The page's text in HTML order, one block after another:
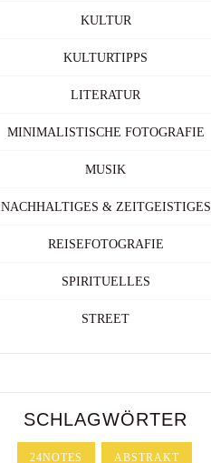
KULTUR
KULTURTIPPS
LITERATUR
MINIMALISTISCHE FOTOGRAFIE
MUSIK
NACHHALTIGES & ZEITGEISTIGES
REISEFOTOGRAFIE
SPIRITUELLES
STREET
SCHLAGWÖRTER
24NOTES ABSTRAKT